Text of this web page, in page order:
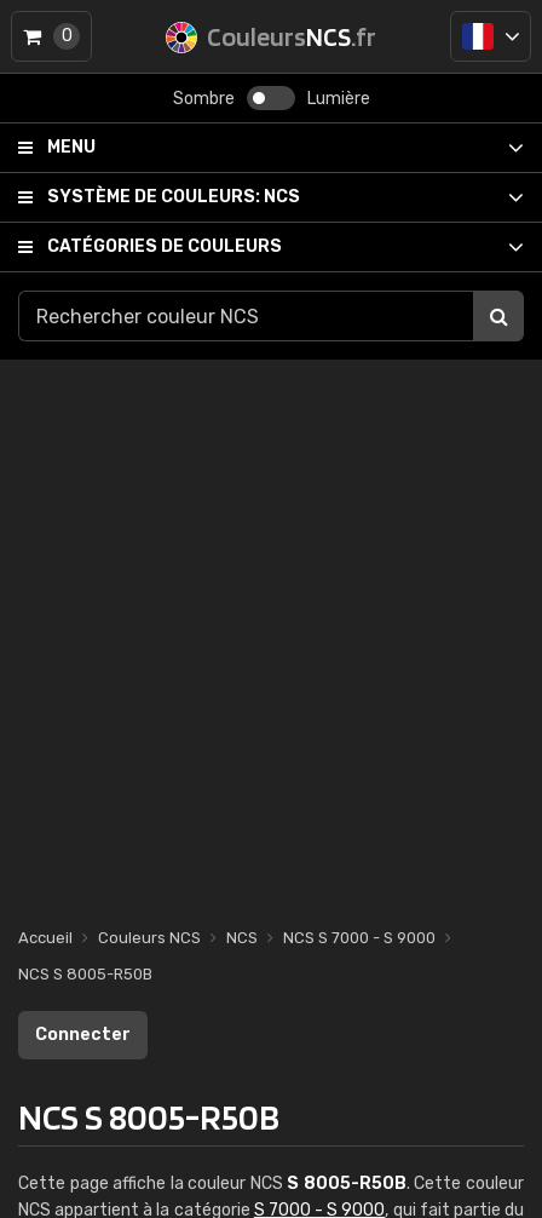
CouleursNCS.fr
Sombre Lumière
MENU
SYSTÈME DE COULEURS: NCS
CATÉGORIES DE COULEURS
0
Accueil Couleurs NCS NCS
NCS S 7000 - S 9000
NCS S 8005-R50B
Connecter
NCS S 8005-R50B
Cette page affiche la couleur NCS S 8005-R50B. Cette couleur
NCS appartient à la catégorie S 7000 - S 9000, qui fait partie du